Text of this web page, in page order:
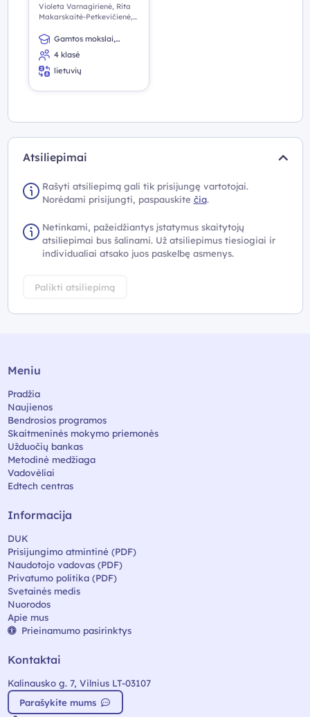
ugdymas.
I dalis (Taip!)
Violeta Varnagirienė, Rita
Makarskaitė-Petkevičienė,
Gamtos mokslai,
Visuomeninis ugdymas
4 klasė
lietuvių
Atsiliepimai
Rašyti atsiliepimą gali tik prisijungę vartotojai.
Norėdami prisijungti, paspauskite čia.
Netinkami, pažeidžiantys įstatymus skaitytojų
atsiliepimai bus šalinami. Už atsiliepimus tiesiogiai ir
individualiai atsako juos paskelbę asmenys.
Palikti atsiliepimą
Meniu
Pradžia
Naujienos
Bendrosios programos
Skaitmeninės mokymo priemonės
Užduočių bankas
Metodinė medžiaga
Vadovėliai
Edtech centras
Informacija
DUK
Prisijungimo atmintinė (PDF)
Naudotojo vadovas (PDF)
Privatumo politika (PDF)
Svetainės medis
Nuorodos
Apie mus
Prieinamumo pasirinktys
Kontaktai
Kalinausko g. 7, Vilnius LT-03107
Parašykite mums